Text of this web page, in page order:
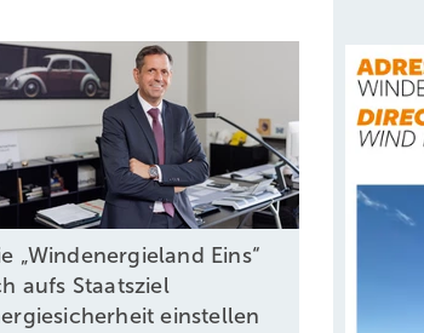
„Windenergieland Eins“
aufs Staatsziel
einstellen